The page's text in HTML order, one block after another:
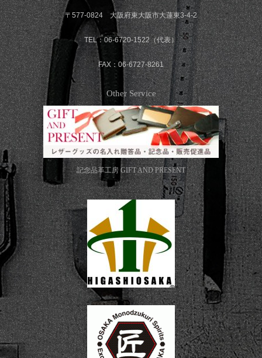
〒577-0824 大阪府東大阪市大蓮東3-4-2
TEL：06-6720-1522（代表）
FAX：06-6727-8261
Other Service
記念品革工房 GIFT AND PRESENT